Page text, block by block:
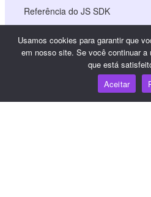
Referência do JS SDK
Recursos
Centro de conhecimento
Usamos cookies para garantir que
em nosso site. Se você continuar
que está
Aceitar